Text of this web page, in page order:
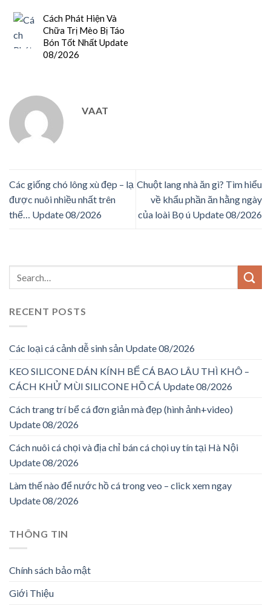
Cách Phát Hiện Và
Chữa Trị Mèo Bị Táo
Bón Tốt Nhất Update
08/2026
VAAT
Các giống chó lông xù đẹp – lạ
được nuôi nhiều nhất trên
thế… Update 08/2026
Chuột lang nhà ăn gì? Tìm hiểu
về khẩu phần ăn hằng ngày
của loài Bọ ú Update 08/2026
RECENT POSTS
Các loại cá cảnh dễ sinh sản Update 08/2026
KEO SILICONE DÁN KÍNH BỂ CÁ BAO LÂU THÌ KHÔ –
CÁCH KHỬ MÙI SILICONE HỒ CÁ Update 08/2026
Cách trang trí bể cá đơn giản mà đẹp (hình ảnh+video)
Update 08/2026
Cách nuôi cá chọi và địa chỉ bán cá chọi uy tín tại Hà Nội
Update 08/2026
Làm thế nào để nước hồ cá trong veo – click xem ngay
Update 08/2026
THÔNG TIN
Chính sách bảo mật
Giới Thiệu